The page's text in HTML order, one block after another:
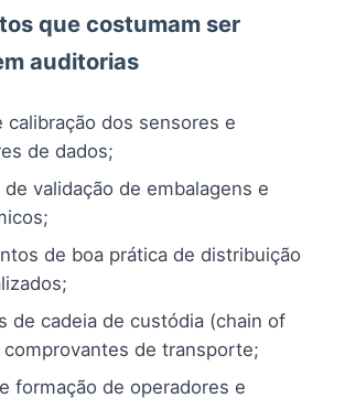
que costumam ser
auditorias
calibração dos sensores e
de dados;
validação de embalagens e
de boa prática de distribuição
de cadeia de custódia (chain of
de transporte;
formação de operadores e